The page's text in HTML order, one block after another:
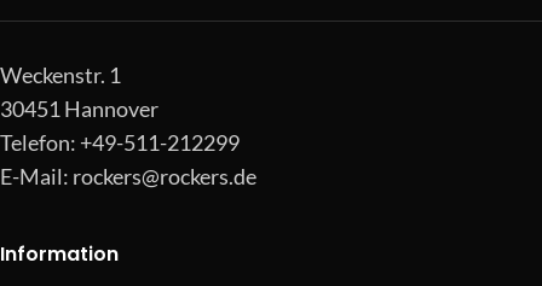
Weckenstr. 1
30451 Hannover
Telefon: +49-511-212299
E-Mail: rockers@rockers.de
Information